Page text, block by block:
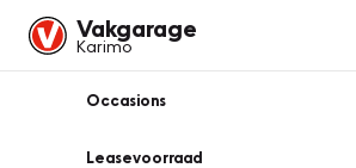
Vakgarage
Karimo
Occasions
Leasevoorraad